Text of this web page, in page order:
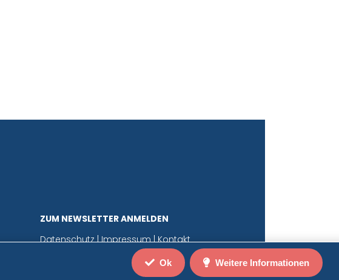
ZUM NEWSLETTER ANMELDEN
Datenschutz|Impressum|Kontakt
Ok Weitere Informationen